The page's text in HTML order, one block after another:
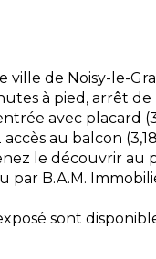
ville de Noisy-le-
à pied, arrêt
avec placard
au balcon
le découvrir au
par B.A.M.
sont